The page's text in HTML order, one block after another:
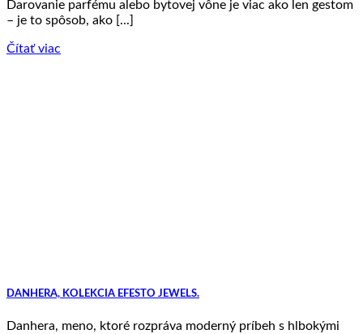
Darovanie parfému alebo bytovej vône je viac ako len gestom
– je to spôsob, ako [...]
Čítať viac
DANHERA, KOLEKCIA EFESTO JEWELS.
Danhera, meno, ktoré rozpráva moderný príbeh s hlbokými